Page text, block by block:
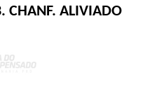
CHANF. ALIVIADO